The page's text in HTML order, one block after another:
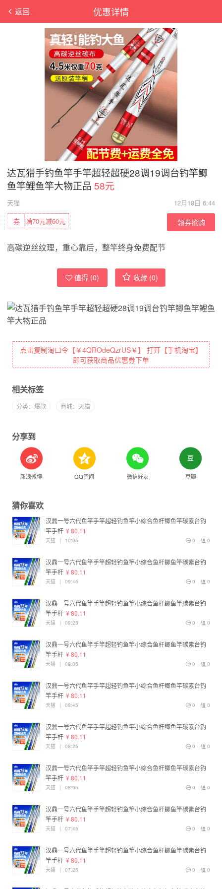
优惠详情
返回
达瓦猎手钓鱼竿手竿超轻超硬28调19调台钓竿鲫
鱼竿鲤鱼竿大物正品 58元
天猫
12月18日 6:44
满70元减60元
券 领券抢购
高碳逆丝纹理，重心靠后，整竿终身免费配节
值得 (0) 收藏 (0)
点击复制淘口令【￥4QROdeQzrUS￥】 打开【手机淘宝】
即可获取商品优惠券下单
相关标签
分类：爆款 商城：天猫
分享到
新浪微博 QQ空间 微信好友 豆瓣
猜你喜欢
汉鼎一号六代鱼竿手竿超轻钓鱼竿小综合鱼杆鲫鱼竿碳素台钓
竿手杆 ¥ 80.11
0
0
天猫 | 10:05
汉鼎一号六代鱼竿手竿超轻钓鱼竿小综合鱼杆鲫鱼竿碳素台钓
竿手杆 ¥ 80.11
0
0
天猫 | 09:45
汉鼎一号六代鱼竿手竿超轻钓鱼竿小综合鱼杆鲫鱼竿碳素台钓
竿手杆 ¥ 80.11
0
0
天猫 | 09:25
汉鼎一号六代鱼竿手竿超轻钓鱼竿小综合鱼杆鲫鱼竿碳素台钓
竿手杆 ¥ 80.11
0
0
天猫 | 09:05
汉鼎一号六代鱼竿手竿超轻钓鱼竿小综合鱼杆鲫鱼竿碳素台钓
竿手杆 ¥ 80.11
0
0
天猫 | 08:45
汉鼎一号六代鱼竿手竿超轻钓鱼竿小综合鱼杆鲫鱼竿碳素台钓
竿手杆 ¥ 80.11
0
0
天猫 | 08:25
汉鼎一号六代鱼竿手竿超轻钓鱼竿小综合鱼杆鲫鱼竿碳素台钓
竿手杆 ¥ 80.11
0
0
天猫 | 08:05
汉鼎一号六代鱼竿手竿超轻钓鱼竿小综合鱼杆鲫鱼竿碳素台钓
竿手杆 ¥ 80.11
0
0
天猫 | 07:45
汉鼎一号六代鱼竿手竿超轻钓鱼竿小综合鱼杆鲫鱼竿碳素台钓
竿手杆 ¥ 80.11
0
0
天猫 | 07:25